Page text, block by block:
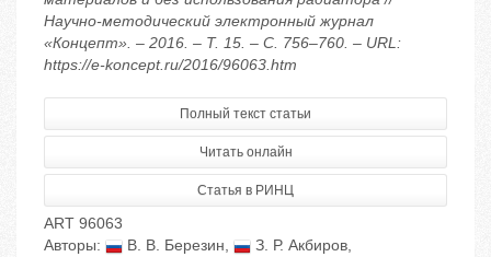
Научно-методический электронный журнал
«Концепт». – 2016. – Т. 15. – С. 756–760. – URL:
https://e-koncept.ru/2016/96063.htm
Полный текст статьи
Читать онлайн
Статья в РИНЦ
ART 96063
Авторы:
В. В. Березин, З. Р. Акбиров,